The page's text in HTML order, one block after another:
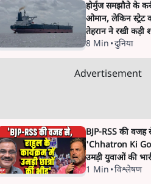
होर्मुज समझौते के
ओमान, लेकिन स्ट्रेट
तेहरान ने रखी कड़ी
8 Min •दुनिया
Advertisement
BJP-RSS की वजह
'Chhatron Ki
उमड़ी युवाओं की
1 Min •विश्लेषण